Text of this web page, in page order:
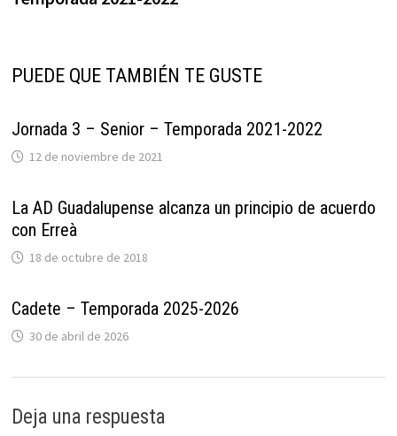
entradas
PUEDE QUE TAMBIÉN TE GUSTE
Jornada 3 – Senior – Temporada 2021-2022
12 de noviembre de 2021
La AD Guadalupense alcanza un principio de acuerdo
con Erreà
18 de octubre de 2018
Cadete – Temporada 2025-2026
30 de abril de 2026
Deja una respuesta